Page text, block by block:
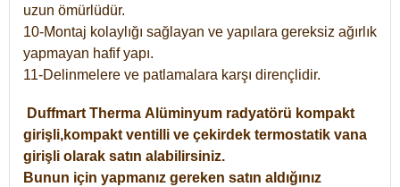
uzun ömürlüdür.
10-Montaj kolaylığı sağlayan ve yapılara gereksiz ağırlık
yapmayan hafif yapı.
11-Delinmelere ve patlamalara karşı dirençlidir.
Duffmart Therma Alüminyum radyatörü kompakt
girişli,kompakt ventilli ve çekirdek termostatik vana
girişli olarak satın alabilirsiniz.
Bunun için yapmanız gereken satın aldığınız